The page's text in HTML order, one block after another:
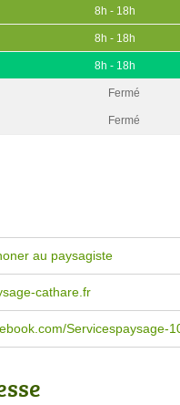
8h - 18h
8h - 18h
8h - 18h
Fermé
Fermé
au paysagiste
cathare.fr
Servicespaysage-